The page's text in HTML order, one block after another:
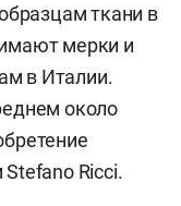
ткани в
мерки и
в Италии.
около
Ricci.